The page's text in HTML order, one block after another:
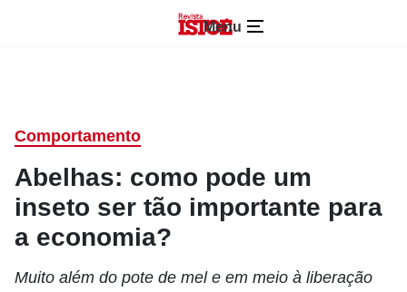
Menu
Comportamento
Abelhas: como pode um
inseto ser tão importante para
a economia?
Muito além do pote de mel e em meio à liberação